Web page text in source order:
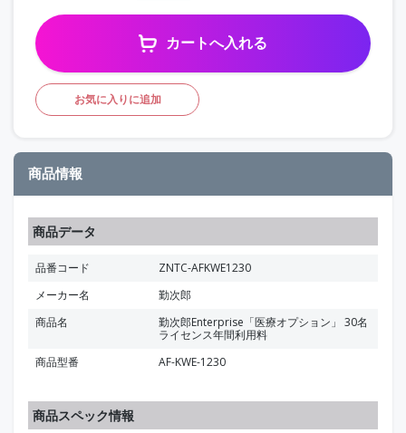
カートへ入れる
お気に入りに追加
商品情報
商品データ
品番コード
ZNTC-AFKWE1230
メーカー名
勤次郎
商品名
勤次郎Enterprise「医療オプション」 30名
ライセンス年間利用料
商品型番
AF-KWE-1230
商品スペック情報